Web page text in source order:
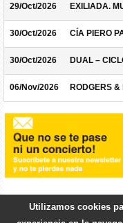
29/Oct/2026 EXILIADA.
30/Oct/2026 CÍA PIERO
30/Oct/2026 DUAL –
06/Nov/2026 RODGERS
Utilizamos cookies